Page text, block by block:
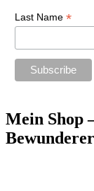
Last Name *
Mein Shop
Bewunderer